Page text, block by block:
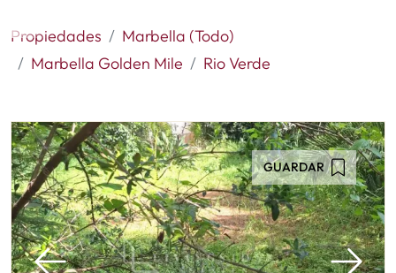
Propiedades
Marbella (Todo)
Marbella Golden Mile
Rio Verde
GUARDAR